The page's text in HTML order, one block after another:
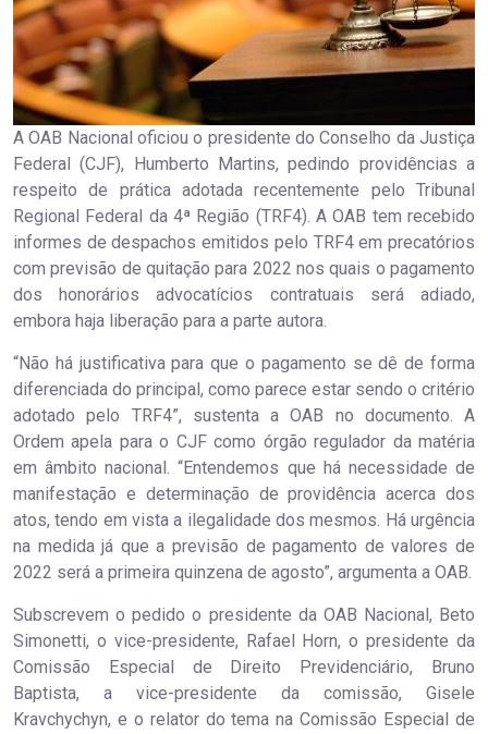
A OAB Nacional oficiou o presidente do Conselho da Justiça
Federal (CJF), Humberto Martins, pedindo providências a
respeito de prática adotada recentemente pelo Tribunal
Regional Federal da 4ª Região (TRF4). A OAB tem recebido
informes de despachos emitidos pelo TRF4 em precatórios
com previsão de quitação para 2022 nos quais o pagamento
dos honorários advocatícios contratuais será adiado,
embora haja liberação para a parte autora.
“Não há justificativa para que o pagamento se dê de forma
diferenciada do principal, como parece estar sendo o critério
adotado pelo TRF4”, sustenta a OAB no documento. A
Ordem apela para o CJF como órgão regulador da matéria
em âmbito nacional. “Entendemos que há necessidade de
manifestação e determinação de providência acerca dos
atos, tendo em vista a ilegalidade dos mesmos. Há urgência
na medida já que a previsão de pagamento de valores de
2022 será a primeira quinzena de agosto”, argumenta a OAB.
Subscrevem o pedido o presidente da OAB Nacional, Beto
Simonetti, o vice-presidente, Rafael Horn, o presidente da
Comissão Especial de Direito Previdenciário, Bruno
Baptista, a vice-presidente da comissão, Gisele
Kravchychyn, e o relator do tema na Comissão Especial de